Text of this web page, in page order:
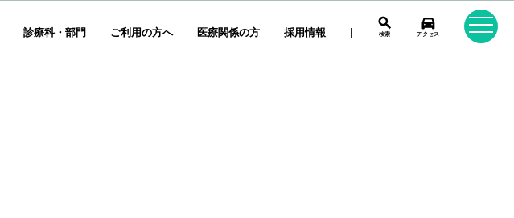
診療科・部門 ご利用の方へ 医療関係の方 採用情報
search
検索
directions_car
アクセス